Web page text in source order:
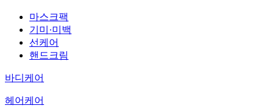
마스크팩
기미·미백
선케어
핸드크림
바디케어
헤어케어